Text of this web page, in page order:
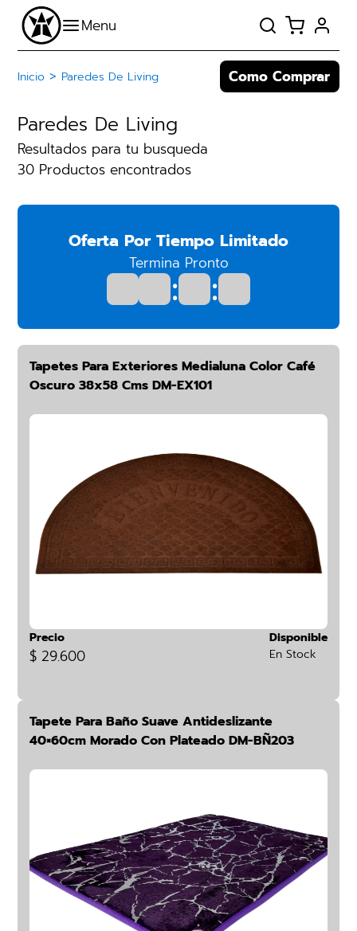
Inicio > Paredes De Living Como Comprar
Paredes De Living
Resultados para tu busqueda
30 Productos encontrados
Oferta Por Tiempo Limitado
Termina Pronto
: :
Tapetes Para Exteriores Medialuna Color Café
Oscuro 38x58 Cms DM-EX101
Precio
$ 29.600
Disponible
En Stock
Tapete Para Baño Suave Antideslizante
40×60cm Morado Con Plateado DM-BÑ203